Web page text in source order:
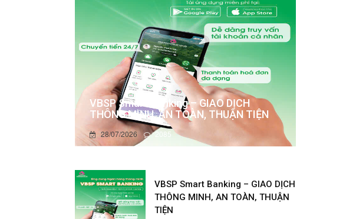
VBSP Smart Banking – GIAO DỊCH
THÔNG MINH, AN TOÀN, THUẬN TIỆN
28/07/2026 2085
VBSP Smart Banking – GIAO DỊCH
THÔNG MINH, AN TOÀN, THUẬN
TIỆN